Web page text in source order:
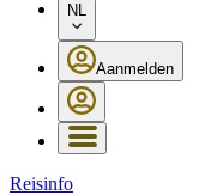
NL
Aanmelden
Reisinfo